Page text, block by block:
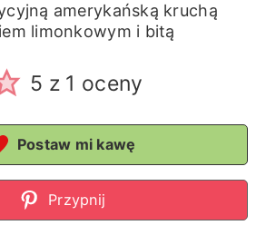
amerykańską kruchą
limonkowym i bitą
5 z 1 oceny
Postaw mi kawę
Przypnij